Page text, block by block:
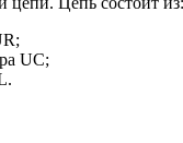
UC;